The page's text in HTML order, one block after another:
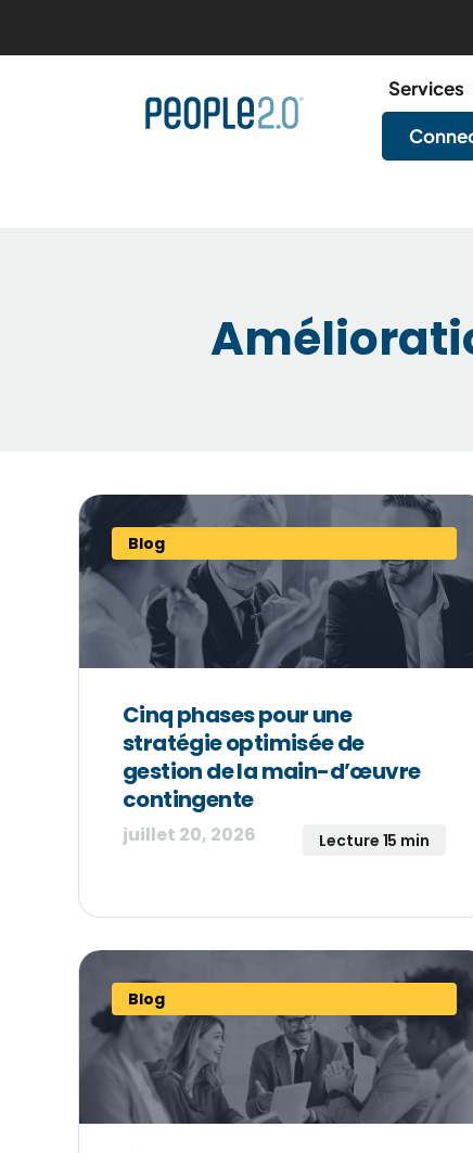
Services
Blog
Cinq phases pour une
stratégie optimisée de
gestion de la main-d’œuvre
contingente
juillet 20, 2026 Lecture 15 min
Blog